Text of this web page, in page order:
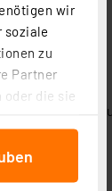
wir
soziale
zu
Partner
die sie
6
auf den
unberührt